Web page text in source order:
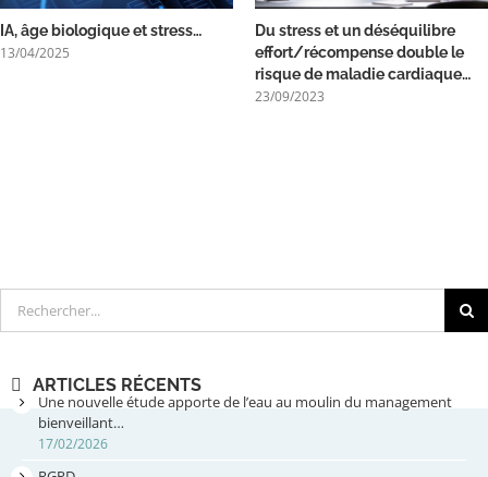
IA, âge biologique et stress…
13/04/2025
Du stress et un déséquilibre
effort/récompense double le
risque de maladie cardiaque…
23/09/2023
Rechercher
ARTICLES RÉCENTS
Une nouvelle étude apporte de l’eau au moulin du management
bienveillant…
17/02/2026